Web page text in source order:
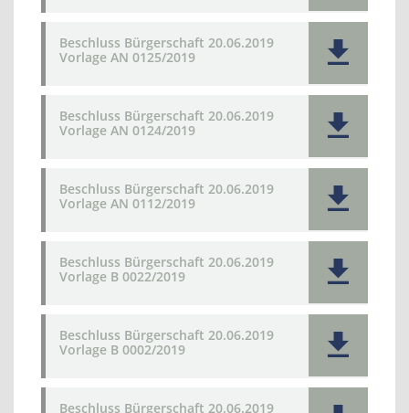
Beschluss Bürgerschaft 20.06.2019
Vorlage AN 0125/2019
Beschluss Bürgerschaft 20.06.2019
Vorlage AN 0124/2019
Beschluss Bürgerschaft 20.06.2019
Vorlage AN 0112/2019
Beschluss Bürgerschaft 20.06.2019
Vorlage B 0022/2019
Beschluss Bürgerschaft 20.06.2019
Vorlage B 0002/2019
Beschluss Bürgerschaft 20.06.2019